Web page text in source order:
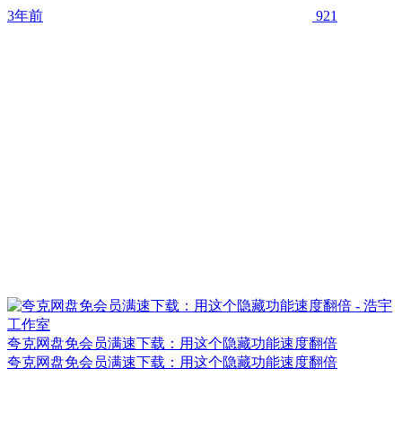
3年前 921
夸克网盘免会员满速下载：用这个隐藏功能速度翻倍
夸克网盘免会员满速下载：用这个隐藏功能速度翻倍